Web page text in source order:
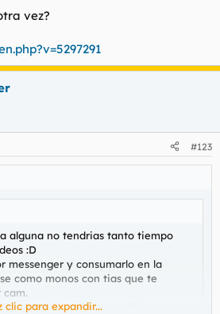
vez?
#123
alguna no tendrias tanto tiempo
:D
messenger y consumarlo en la
como monos con tias que te
cam.
que tu te pajees con ellas
clic para expandir...